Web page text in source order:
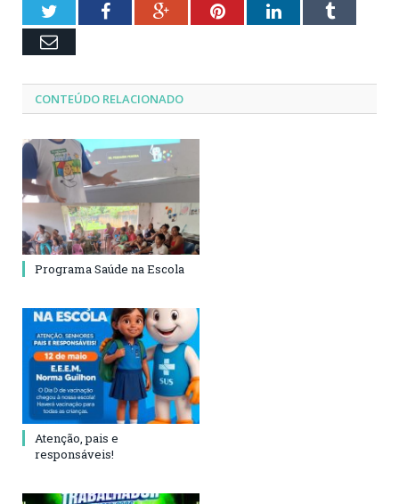
TwitterFacebookGoogle+PinterestLinkedInTumblr
Email
CONTEÚDO RELACIONADO
Programa Saúde na Escola
Atenção, pais e
responsáveis!